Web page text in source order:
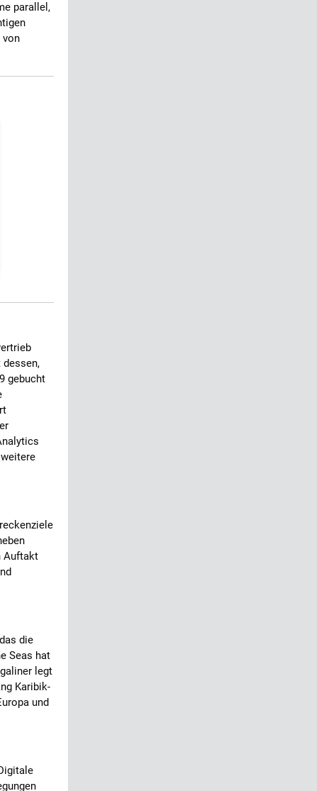
parallel,
von
dessen,
gebucht
Auftakt
die
Seas hat
legt
Karibik-
und